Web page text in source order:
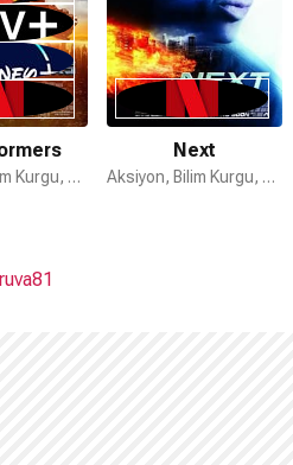
Macera, Bilim Kurgu, Aksiyon
Next
Aksiyon, Bilim Kurgu, Gerilim